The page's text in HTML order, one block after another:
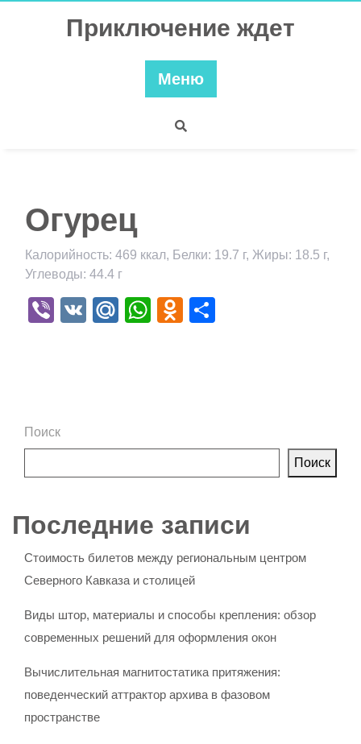
Приключение ждет
Меню
Огурец
Калорийность: 469 ккал, Белки: 19.7 г, Жиры: 18.5 г,
Углеводы: 44.4 г
Viber
VK Mail.Ru
WhatsApp
Odnoklassniki
Поиск
Поиск
Последние записи
Стоимость билетов между региональным центром
Северного Кавказа и столицей
Виды штор, материалы и способы крепления: обзор
современных решений для оформления окон
Вычислительная магнитостатика притяжения:
поведенческий аттрактор архива в фазовом
пространстве